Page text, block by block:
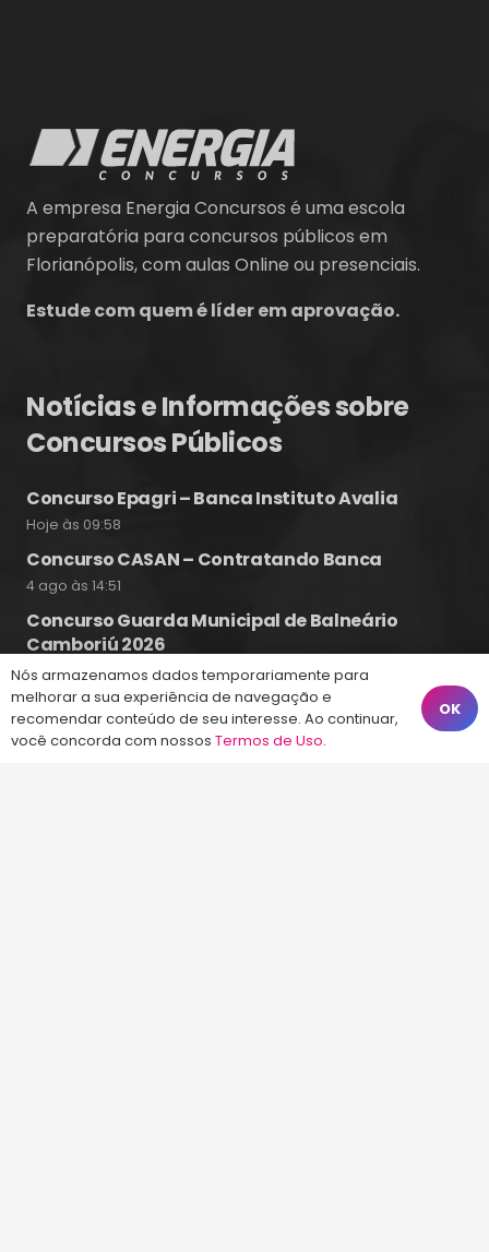
A empresa Energia Concursos é uma escola
preparatória para concursos públicos em
Florianópolis, com aulas Online ou presenciais.
Estude com quem é líder em aprovação.
Notícias e Informações sobre
Concursos Públicos
Concurso Epagri – Banca Instituto Avalia
Hoje às 09:58
Concurso CASAN – Contratando Banca
4 ago às 14:51
Concurso Guarda Municipal de Balneário
Camboriú 2026
4 ago às 10:17
Nós armazenamos dados temporariamente para
melhorar a sua experiência de navegação e
recomendar conteúdo de seu interesse. Ao continuar,
você concorda com nossos Termos de Uso.
OK